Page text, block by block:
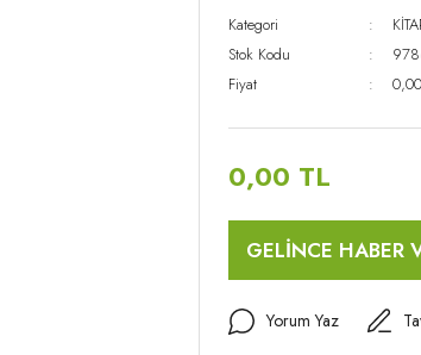
Kategori
Stok Kodu
Fiyat
0,00 TL
GELİNCE HABER
Yorum Yaz